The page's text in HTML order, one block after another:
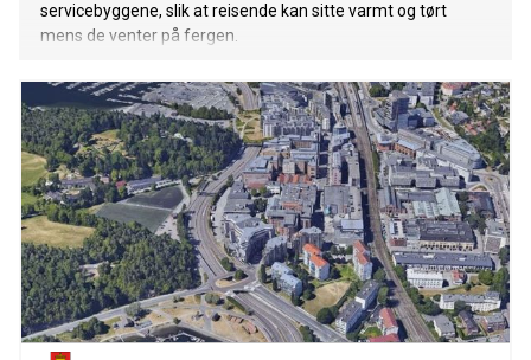
servicebyggene, slik at reisende kan sitte varmt og tørt
mens de venter på fergen.